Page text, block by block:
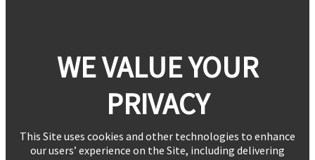
WE VALUE YOUR
PRIVACY
This Site uses cookies and other technologies to enhance
our users’ experience on the Site, including delivering